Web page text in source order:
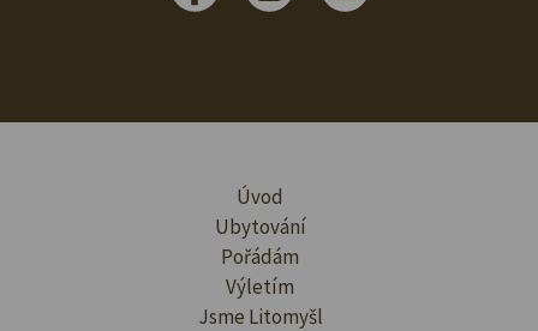
Úvod
Ubytování
Pořádám
Výletím
Jsme Litomyšl